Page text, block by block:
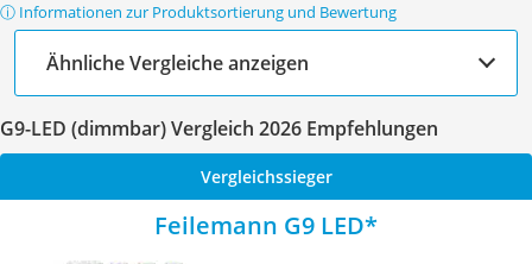
ⓘ Informationen zur Produktsortierung und Bewertung
Ähnliche Vergleiche anzeigen
G9-LED (dimmbar) Vergleich 2026 Empfehlungen
Vergleichssieger
Feilemann G9 LED